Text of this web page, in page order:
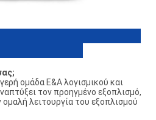
ομάδα Ε&Α λογισμικού και
τον προηγμένο εξοπλισμό,
ομαλή λειτουργία του εξοπλισμού